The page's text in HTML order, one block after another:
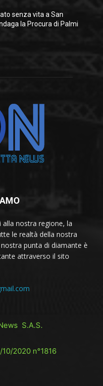
senza vita a San
la Procura di Palmi
nostra regione, la
le realtà della nostra
punta di diamante è
attraverso il sito
S.A.S.
2020 n°1816